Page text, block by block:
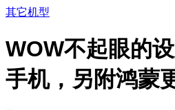
其它机型
WOW不起眼的
手机，另附鸿蒙